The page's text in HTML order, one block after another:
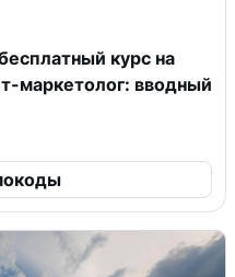
курс на
маркетолог: вводный